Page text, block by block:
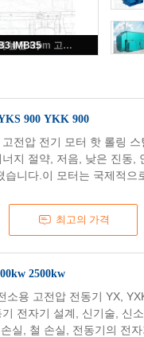
900 YKK 900
최고의 가격
전압 전기 모터 핫 롤링
지 절약, 저음, 낮은 진동,
니다.이 모터는 국제적으
2500kw
소용 고전압 전동기 YX,
전자기 설계, 신기술, 신
실, 철 손실, 전동기의 전자